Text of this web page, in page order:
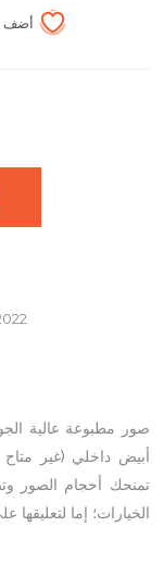
أضف
صور مطبوعة عالية
تمنحك أحجام الصور
الخيارات؛ إما